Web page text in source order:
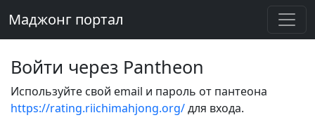
Маджонг портал
Войти через Pantheon
Используйте свой email и пароль от пантеона
https://rating.riichimahjong.org/для входа.